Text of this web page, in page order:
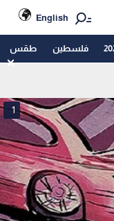
English
فلسطين طقس
1